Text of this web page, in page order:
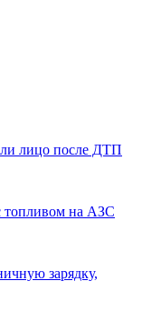
лицо после ДТП
топливом на АЗС
зарядку,